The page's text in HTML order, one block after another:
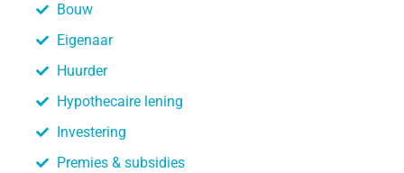
Bouw
Eigenaar
Huurder
Hypothecaire lening
Investering
Premies & subsidies